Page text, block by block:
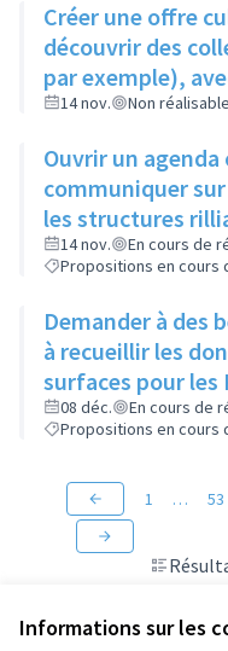
Informations sur les
Créer une offre
découvrir des
par exemple),
14 nov. Non réalisable
Ouvrir un
communiquer
les structures
semaine, avec
14 nov.
En cours de
Propositions en cours
Demander à des
à recueillir les
surfaces pour les
end de la grande
le nombre de
08 déc.
En cours de
Propositions en cours
1 … 53